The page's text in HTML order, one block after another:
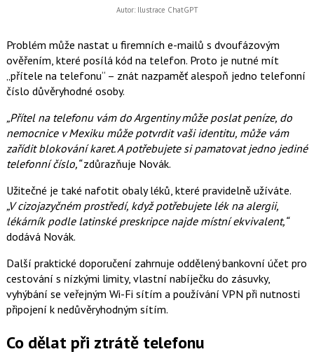
Autor: Ilustrace ChatGPT
Problém může nastat u firemních e-mailů s dvoufázovým
ověřením, které posílá kód na telefon. Proto je nutné mít
„přítele na telefonu“ – znát nazpaměť alespoň jedno telefonní
číslo důvěryhodné osoby.
„Přítel na telefonu vám do Argentiny může poslat peníze, do
nemocnice v Mexiku může potvrdit vaši identitu, může vám
zařídit blokování karet. A potřebujete si pamatovat jedno jediné
telefonní číslo,“zdůrazňuje Novák.
Užitečné je také nafotit obaly léků, které pravidelně užíváte.
„V cizojazyčném prostředí, když potřebujete lék na alergii,
lékárník podle latinské preskripce najde místní ekvivalent,“
dodává Novák.
Další praktické doporučení zahrnuje oddělený bankovní účet pro
cestování s nízkými limity, vlastní nabíječku do zásuvky,
vyhýbání se veřejným Wi-Fi sítím a používání VPN při nutnosti
připojení k nedůvěryhodným sítím.
Co dělat při ztrátě telefonu